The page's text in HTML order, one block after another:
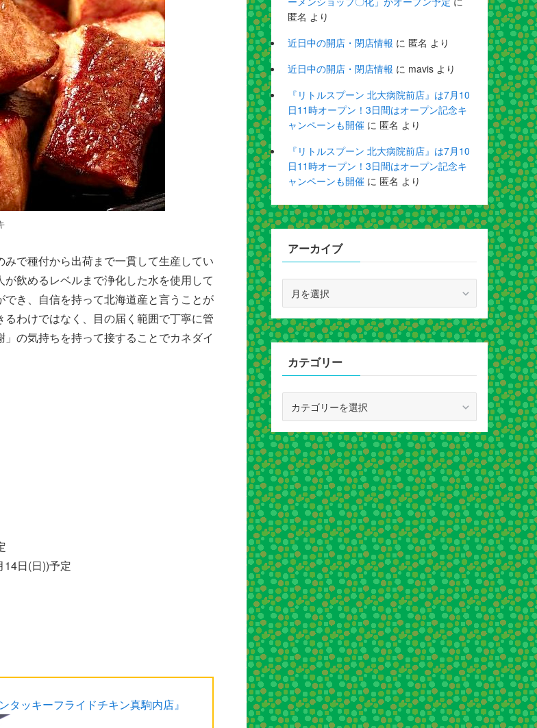
で種付から出荷まで一貫して生産してい
飲めるレベルまで浄化した水を使用して
き、自信を持って北海道産と言うことが
わけではなく、目の届く範囲で丁寧に管
の気持ちを持って接することでカネダイ
14日(日))予定
タッキーフライドチキン真駒内店』
匿名 より
近日中の開店・閉店情報 に 匿名 より
近日中の開店・閉店情報 に mavis より
『リトルスプーン 北大病院前店』は7月10
日11時オープン！3日間はオープン記念キ
ャンペーンも開催 に 匿名 より
『リトルスプーン 北大病院前店』は7月10
日11時オープン！3日間はオープン記念キ
ャンペーンも開催 に 匿名 より
アーカイブ
カ
イ
ブ
カテゴリー
ゴ
リ
ー